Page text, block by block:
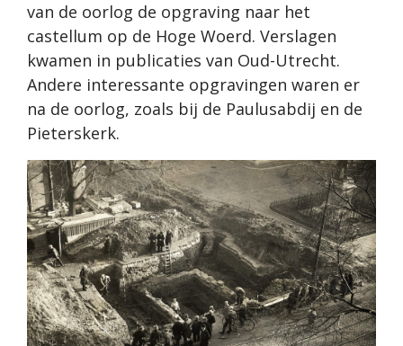
van de oorlog de opgraving naar het
castellum op de Hoge Woerd. Verslagen
kwamen in publicaties van Oud-Utrecht.
Andere interessante opgravingen waren er
na de oorlog, zoals bij de Paulusabdij en de
Pieterskerk.